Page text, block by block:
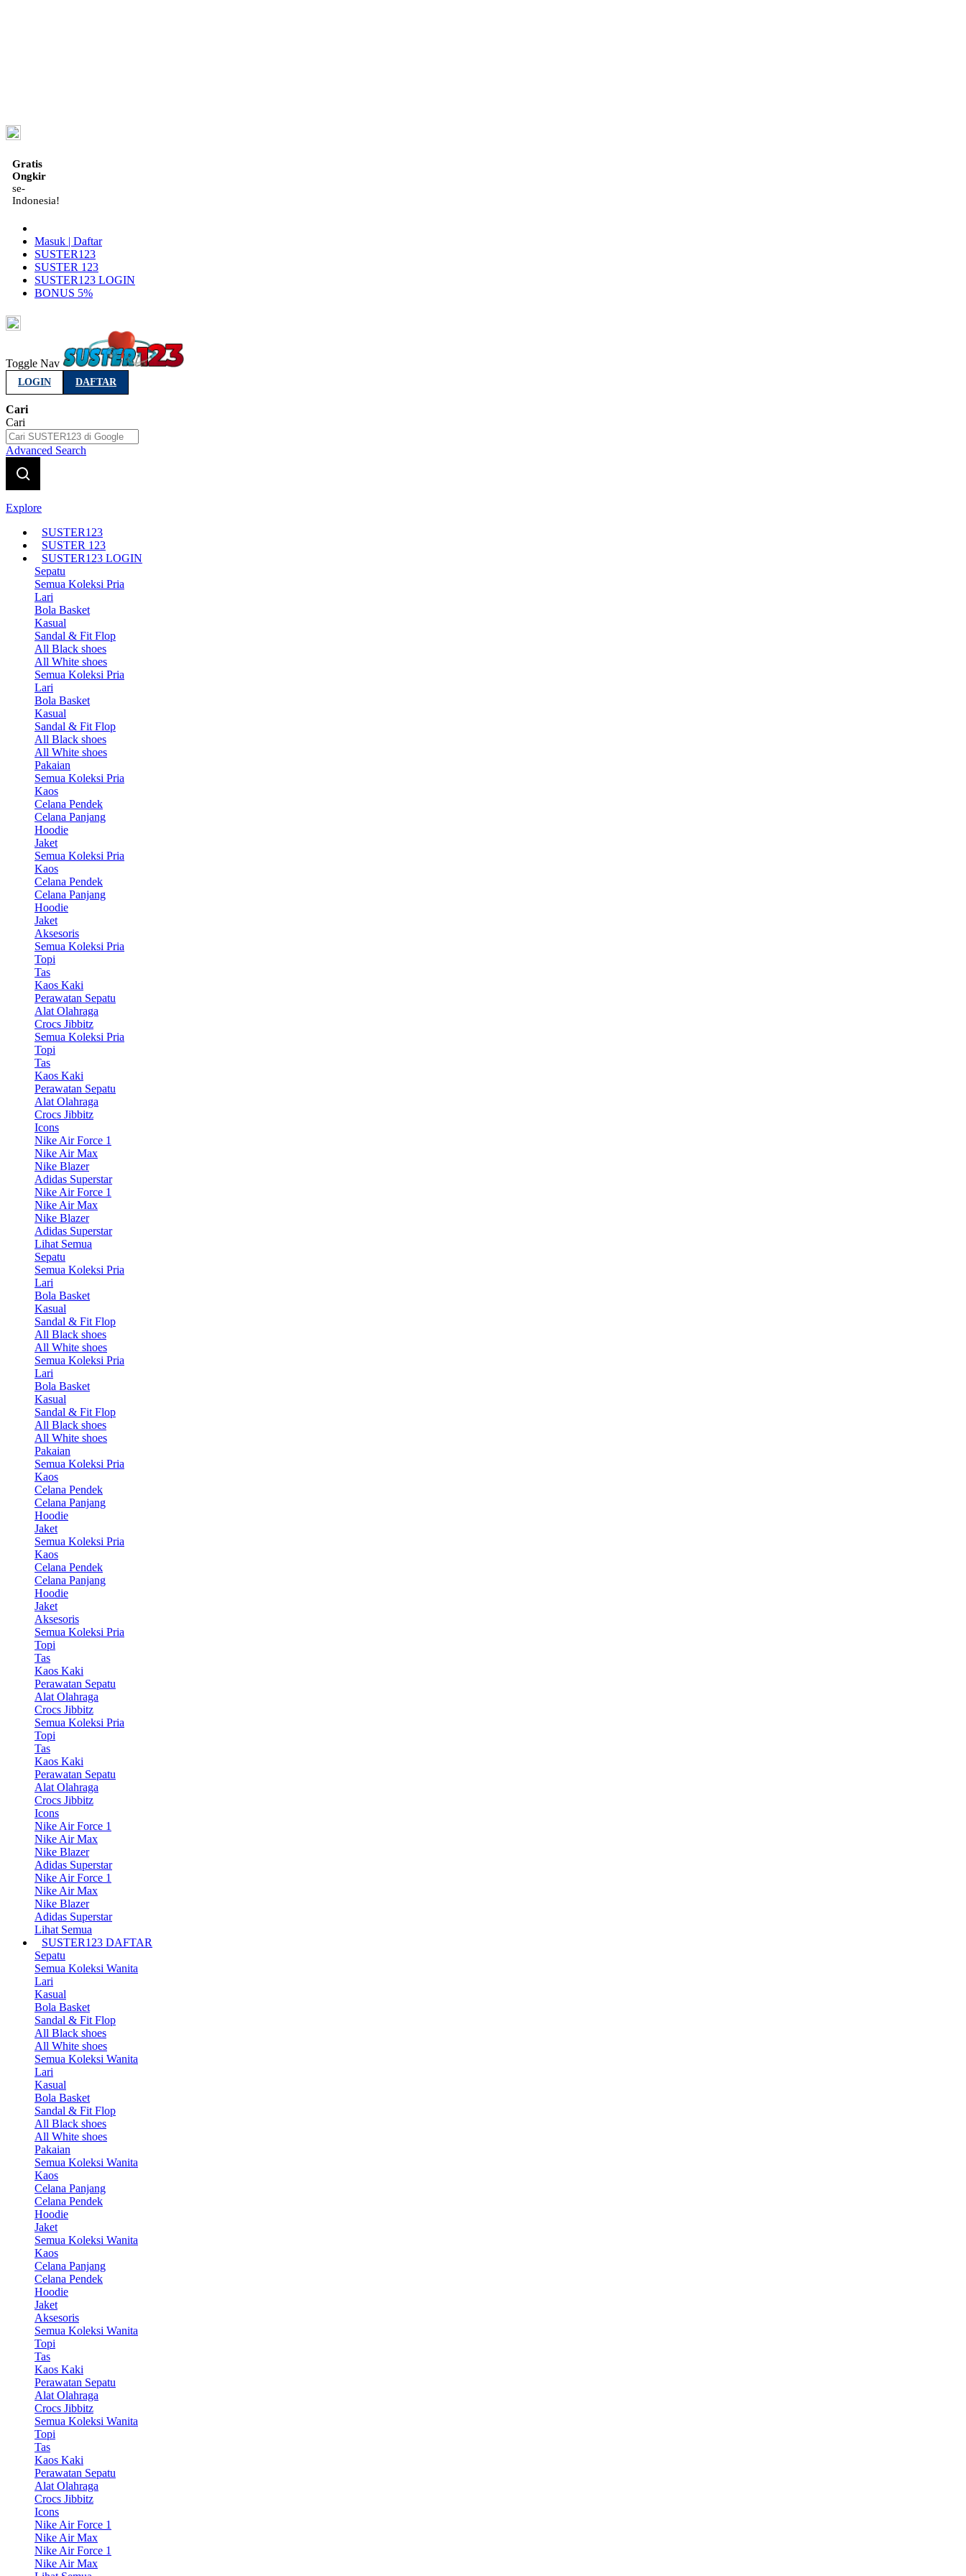
Gratis
Ongkir
se-
Indonesia!
Masuk | Daftar
SUSTER123
SUSTER 123
SUSTER123 LOGIN
BONUS 5%
Toggle Nav
LOGIN DAFTAR
Cari
Cari
Advanced Search
Explore
SUSTER123
SUSTER 123
SUSTER123 LOGIN
Sepatu
Semua Koleksi Pria
Lari
Bola Basket
Kasual
Sandal & Fit Flop
All Black shoes
All White shoes
Semua Koleksi Pria
Lari
Bola Basket
Kasual
Sandal & Fit Flop
All Black shoes
All White shoes
Pakaian
Semua Koleksi Pria
Kaos
Celana Pendek
Celana Panjang
Hoodie
Jaket
Semua Koleksi Pria
Kaos
Celana Pendek
Celana Panjang
Hoodie
Jaket
Aksesoris
Semua Koleksi Pria
Topi
Tas
Kaos Kaki
Perawatan Sepatu
Alat Olahraga
Crocs Jibbitz
Semua Koleksi Pria
Topi
Tas
Kaos Kaki
Perawatan Sepatu
Alat Olahraga
Crocs Jibbitz
Icons
Nike Air Force 1
Nike Air Max
Nike Blazer
Adidas Superstar
Nike Air Force 1
Nike Air Max
Nike Blazer
Adidas Superstar
Lihat Semua
Sepatu
Semua Koleksi Pria
Lari
Bola Basket
Kasual
Sandal & Fit Flop
All Black shoes
All White shoes
Semua Koleksi Pria
Lari
Bola Basket
Kasual
Sandal & Fit Flop
All Black shoes
All White shoes
Pakaian
Semua Koleksi Pria
Kaos
Celana Pendek
Celana Panjang
Hoodie
Jaket
Semua Koleksi Pria
Kaos
Celana Pendek
Celana Panjang
Hoodie
Jaket
Aksesoris
Semua Koleksi Pria
Topi
Tas
Kaos Kaki
Perawatan Sepatu
Alat Olahraga
Crocs Jibbitz
Semua Koleksi Pria
Topi
Tas
Kaos Kaki
Perawatan Sepatu
Alat Olahraga
Crocs Jibbitz
Icons
Nike Air Force 1
Nike Air Max
Nike Blazer
Adidas Superstar
Nike Air Force 1
Nike Air Max
Nike Blazer
Adidas Superstar
Lihat Semua
SUSTER123 DAFTAR
Sepatu
Semua Koleksi Wanita
Lari
Kasual
Bola Basket
Sandal & Fit Flop
All Black shoes
All White shoes
Semua Koleksi Wanita
Lari
Kasual
Bola Basket
Sandal & Fit Flop
All Black shoes
All White shoes
Pakaian
Semua Koleksi Wanita
Kaos
Celana Panjang
Celana Pendek
Hoodie
Jaket
Semua Koleksi Wanita
Kaos
Celana Panjang
Celana Pendek
Hoodie
Jaket
Aksesoris
Semua Koleksi Wanita
Topi
Tas
Kaos Kaki
Perawatan Sepatu
Alat Olahraga
Crocs Jibbitz
Semua Koleksi Wanita
Topi
Tas
Kaos Kaki
Perawatan Sepatu
Alat Olahraga
Crocs Jibbitz
Icons
Nike Air Force 1
Nike Air Max
Nike Air Force 1
Nike Air Max